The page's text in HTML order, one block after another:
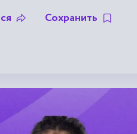
Сохранить